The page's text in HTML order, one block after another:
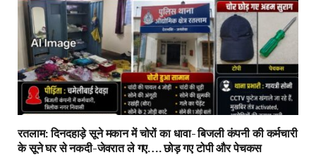
रतलाम: दिनदहाड़े सूने मकान में चोरों का धावा- बिजली कंपनी की कर्मचारी
के सूने घर से नकदी-जेवरात ले गए…. छोड़ गए टोपी और पेचकस